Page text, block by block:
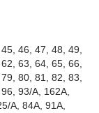
46, 47, 48, 49,
63, 64, 65, 66,
80, 81, 82, 83,
93/А, 162А,
А, 84А, 91А,